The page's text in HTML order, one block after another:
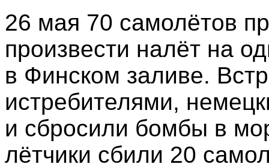
26 мая 70 самолётов
произвести налёт на
в Финском заливе.
истребителями,
и сбросили бомбы в
лётчики сбили 20